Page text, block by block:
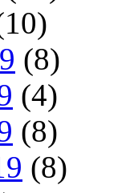
(8)
(4)
(8)
(8)